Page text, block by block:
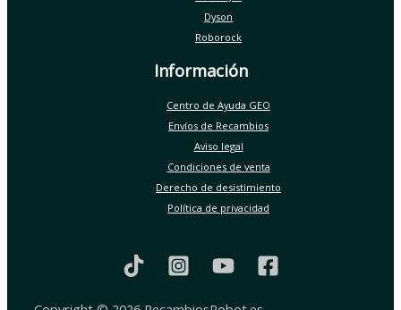
Dyson
Roborock
Información
Centro de Ayuda GEO
Envíos de Recambios
Aviso legal
Condiciones de venta
Derecho de desistimiento
Política de privacidad